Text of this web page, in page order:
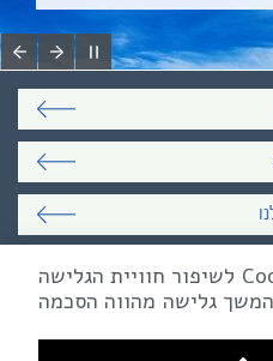
לאקו טיולי שטח
| פקס 03-6879099
אנו משתמשים בקבצי Cookie לשיפור חוויית הגלישה
המשך גלישה מהווה הסכמה